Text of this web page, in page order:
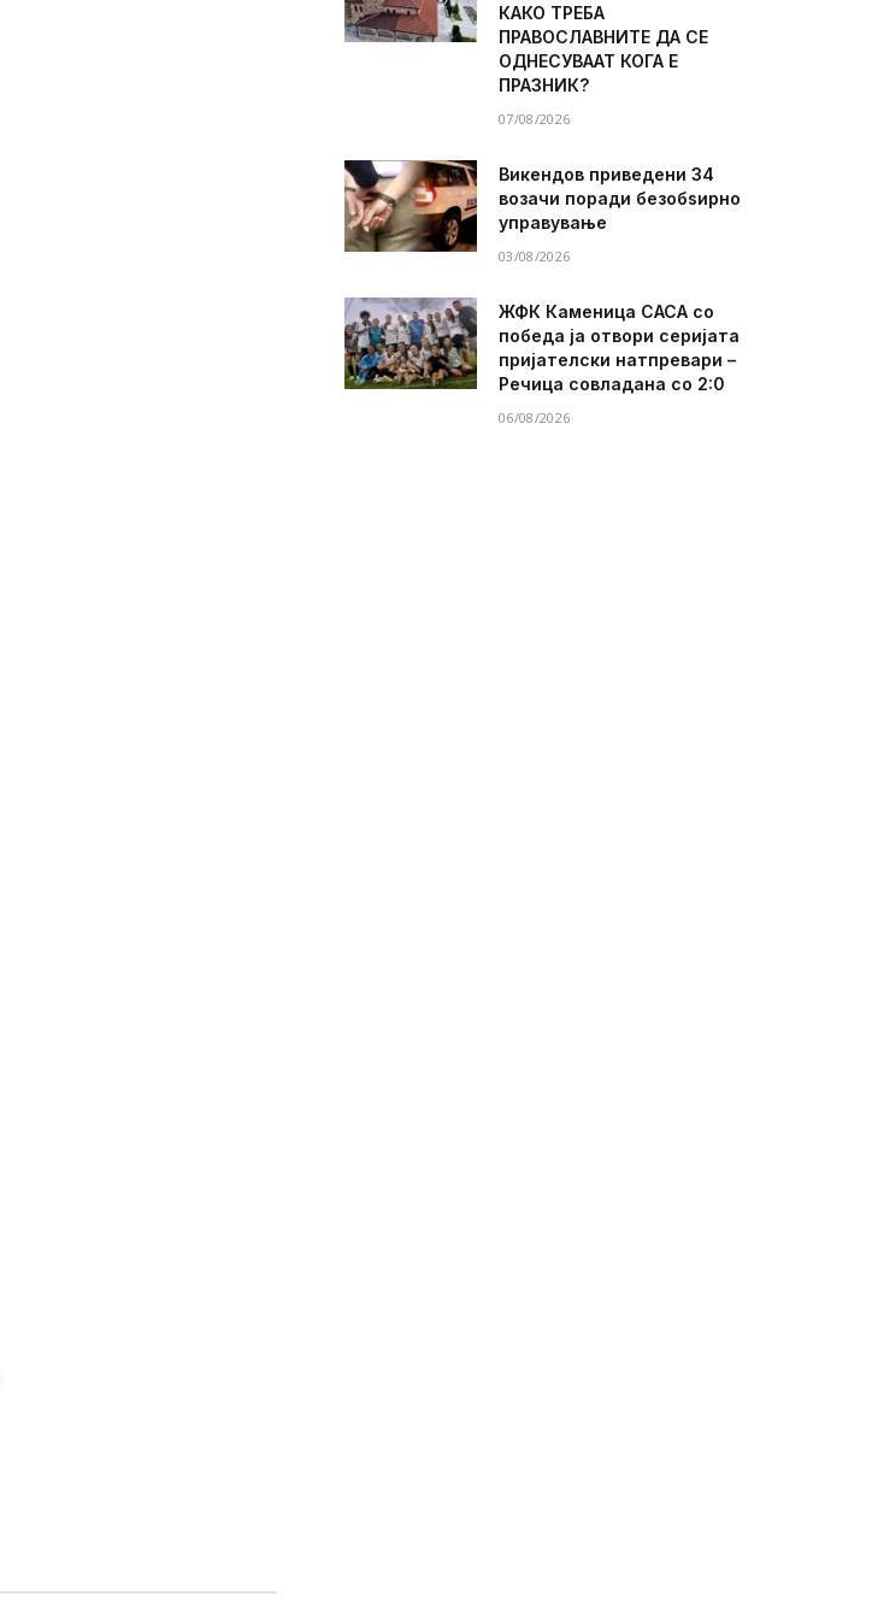
КАКО ТРЕБА
ПРАВОСЛАВНИТЕ ДА СЕ
ОДНЕСУВААТ КОГА Е
ПРАЗНИК?
07/08/2026
Викендов приведени 34
возачи поради безобѕирно
управување
03/08/2026
ЖФК Каменица САСА со
победа ја отвори серијата
пријателски натпревари –
Речица совладана со 2:0
06/08/2026